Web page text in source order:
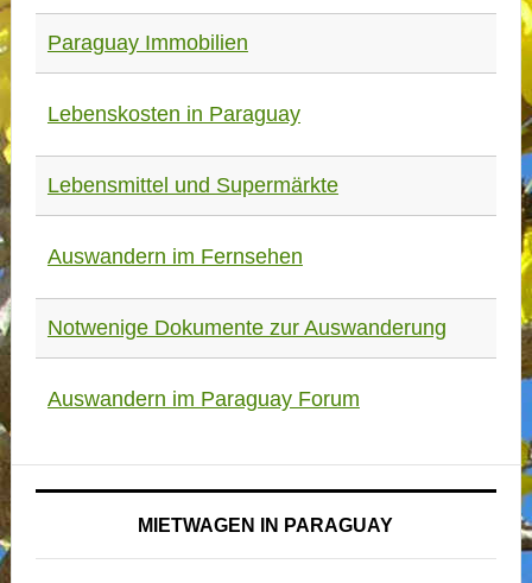
Paraguay Immobilien
Lebenskosten in Paraguay
Lebensmittel und Supermärkte
Auswandern im Fernsehen
Notwenige Dokumente zur Auswanderung
Auswandern im Paraguay Forum
MIETWAGEN IN PARAGUAY